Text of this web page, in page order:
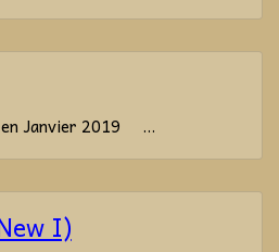
en Janvier 2019 ...
I)